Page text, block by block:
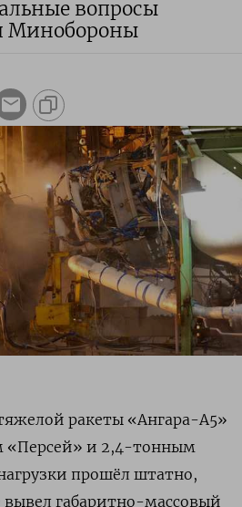
вопросы
Минобороны
ракеты «Ангара-А5»
«Персей» и 2,4-тонным
прошёл штатно,
вывел габаритно-массовый